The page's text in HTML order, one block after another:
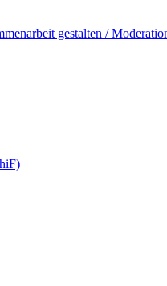
gestalten /